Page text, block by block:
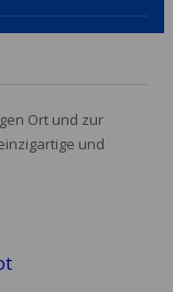
Ort und zur
und